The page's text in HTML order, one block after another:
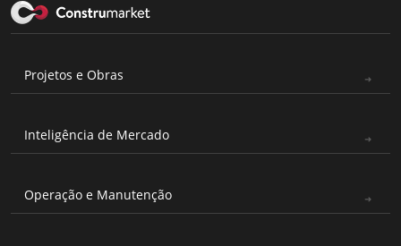
Projetos e Obras
Inteligência de Mercado
Operação e Manutenção